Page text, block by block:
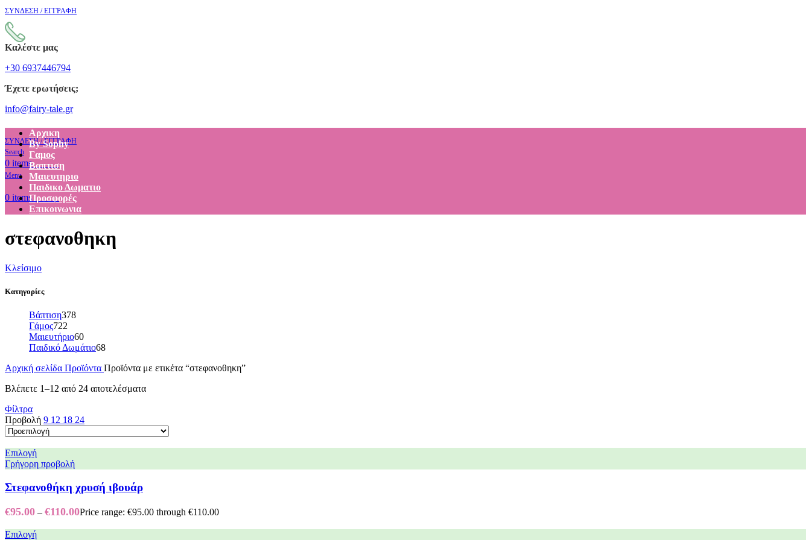
ΣΥΝΔΕΣΗ / ΕΓΓΡΑΦΗ
Καλέστε μας
+30 6937446794
Έχετε ερωτήσεις;
info@fairy-tale.gr
ΣΥΝΔΕΣΗ / ΕΓΓΡΑΦΗ
Search
0 items €0.00
Menu
0 items €0.00
Αρχικη
By Sophy
Γαμος
Βαπτιση
Μαιευτηριο
Παιδικο Δωματιο
Προσφορές
Επικοινωνια
στεφανοθηκη
Κλείσιμο
Κατηγορίες
Βάπτιση378
Γάμος722
Μαιευτήριο60
Παιδικό Δωμάτιο68
Αρχική σελίδα Προϊόντα Προϊόντα με ετικέτα “στεφανοθηκη”
Βλέπετε 1–12 από 24 αποτελέσματα
Φίλτρα
Προβολή 9 12 18 24
Επιλογή
Γρήγορη προβολή
Στεφανοθήκη χρυσή ιβουάρ
€95.00 – €110.00Price range: €95.00 through €110.00
Επιλογή